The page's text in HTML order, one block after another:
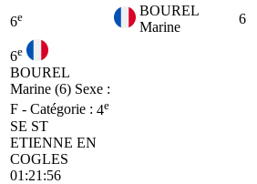
6e
BOUREL
Marine
6
6e
BOUREL
Marine (6) Sexe :
F - Catégorie : 4e
SE ST
ETIENNE EN
COGLES
01:21:56